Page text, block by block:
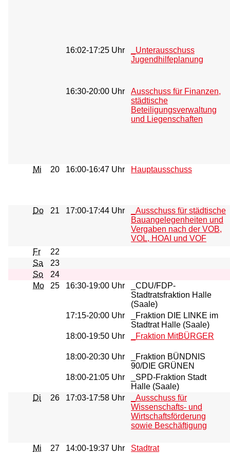
16:02-17:25 Uhr
_Unterausschuss
Jugendhilfeplanung
16:30-20:00 Uhr
Ausschuss für Finanzen,
städtische
Beteiligungsverwaltung
und Liegenschaften
Mi 20 16:00-16:47 Uhr Hauptausschuss
Do 21 17:00-17:44 Uhr
_Ausschuss für städtische
Bauangelegenheiten und
Vergaben nach der VOB,
VOL, HOAI und VOF
Fr
22
Sa
23
So
24
Mo
25 16:30-19:00 Uhr
_CDU/FDP-
Stadtratsfraktion Halle
(Saale)
17:15-20:00 Uhr
_Fraktion DIE LINKE im
Stadtrat Halle (Saale)
18:00-19:50 Uhr
_Fraktion MitBÜRGER
18:00-20:30 Uhr
_Fraktion BÜNDNIS
90/DIE GRÜNEN
18:00-21:05 Uhr
_SPD-Fraktion Stadt
Halle (Saale)
Di
26 17:03-17:58 Uhr
_Ausschuss für
Wissenschafts- und
Wirtschaftsförderung
sowie Beschäftigung
Mi 27 14:00-19:37 Uhr Stadtrat